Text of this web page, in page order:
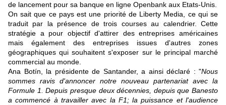
de lancement pour sa banque en ligne Openbank aux Etats-Unis.
On sait que ce pays est une priorité de Liberty Media, ce qui se
traduit par la présence de trois courses au calendrier. Cette
stratégie a pour objectif d'attirer des entreprises américaines
mais également des entreprises issues d'autres zones
géographiques qui souhaitent s'exposer sur le principal marché
commercial au monde.
Ana Botín, la présidente de Santander, a ainsi déclaré : "Nous
sommes ravis d'annoncer notre nouveau partenariat avec la
Formule 1. Depuis presque deux décennies, depuis que Banesto
a commencé à travailler avec la F1; la puissance et l'audience